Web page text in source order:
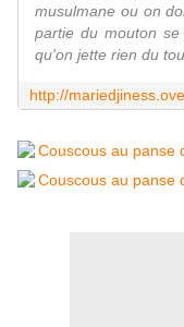
musulmane ou on
partie du mouton
qu'on jette rien du